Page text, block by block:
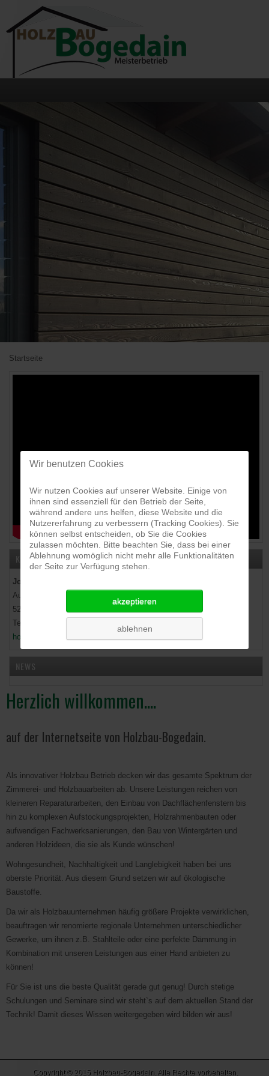
Startseite
KONTAKT
Johannes Bogedain - Zimmerermeister -
Auf der Höhe 13
52152 Simmerath-Steckenborn
Tel: 02473/9372956
holzbau.bogedain@t-online.de
NEWS
Herzlich willkommen....
auf der Internetseite von Holzbau-Bogedain.
Als innovativer Holzbau Betrieb decken wir das gesamte Spektrum der
Zimmerei- und Holzbauarbeiten ab. Unsere Leistungen reichen von
kleineren Reparaturarbeiten, den Einbau von Dachflächenfenstern bis
hin zu komplexen Aufstockungsprojekten, Holzrahmenbauten oder
aufwendigen Fachwerksanierungen, den Bau von Wintergärten und
anderen Holzideen, die sie als Kunde wünschen!
Wohngesundheit, Nachhaltigkeit und Langlebigkeit haben bei uns
oberste Priorität. Aus diesem Grund setzen wir auf ökologische
Baustoffe.
Da wir als Holzbauunternehmen häufig größere Projekte verwirklichen,
beauftragen wir renomierte regionale Unternehmen unterschiedlicher
Gewerke, um ihnen z.B. Stahlteile oder eine perfekte Dämmung in
Kombination mit unseren Leistungen aus einer Hand anbieten zu
können!
Für Sie ist uns die beste Qualität gerade gut genug! Durch stetige
Schulungen und Seminare sind wir steht`s auf dem aktuellen Stand der
Technik! Damit dieses Wissen weitergegeben wird bilden wir aus!
Copyright © 2015 Holzbau-Bogedain. Alle Rechte vorbehalten.
Wir benutzen Cookies
Wir nutzen Cookies auf unserer Website. Einige von
ihnen sind essenziell für den Betrieb der Seite,
während andere uns helfen, diese Website und die
Nutzererfahrung zu verbessern (Tracking Cookies). Sie
können selbst entscheiden, ob Sie die Cookies
zulassen möchten. Bitte beachten Sie, dass bei einer
Ablehnung womöglich nicht mehr alle Funktionalitäten
der Seite zur Verfügung stehen.
akzeptieren
ablehnen